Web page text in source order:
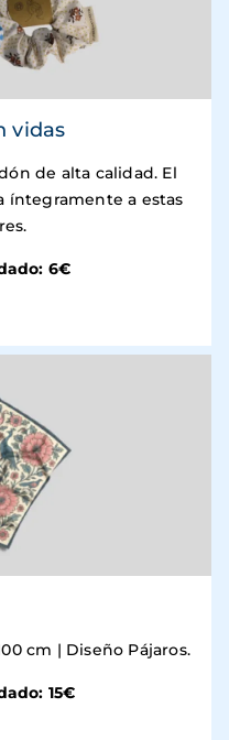
vidas
de alta calidad. El
íntegramente a estas
6€
una ventana nueva)
cm | Diseño Pájaros.
15€
una ventana nueva)